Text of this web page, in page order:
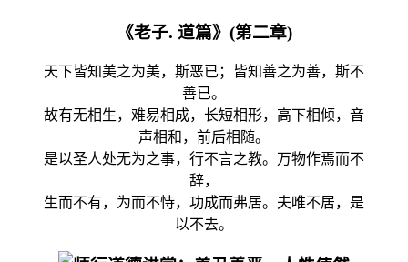
《老子. 道篇》(第二章)
天下皆知美之为美，斯恶已；皆知善之为善，斯不
善已。
故有无相生，难易相成，长短相形，高下相倾，音
声相和，前后相随。
是以圣人处无为之事，行不言之教。万物作焉而不
辞，
生而不有，为而不恃，功成而弗居。夫唯不居，是
以不去。